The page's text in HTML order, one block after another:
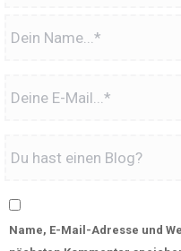
Name, E-Mail-Adresse und